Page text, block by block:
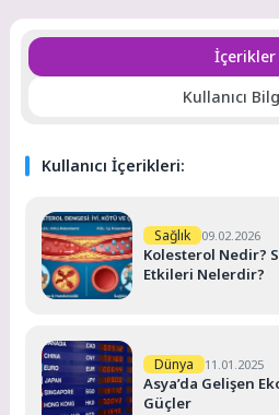
İçerikler
Kullanıcı
Kullanıcı İçerikleri:
Sağlık 09.02.2026
Kolesterol Nedir?
Etkileri Nelerdir?
Dünya 11.01.2025
Asya’da Gelişen
Güçler